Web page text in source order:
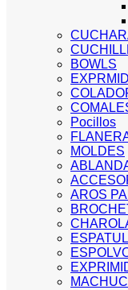
BOWLS
Pocillos
MOLDES
AROS